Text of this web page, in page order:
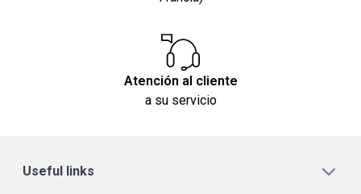
Atención al cliente
a su servicio
Useful links